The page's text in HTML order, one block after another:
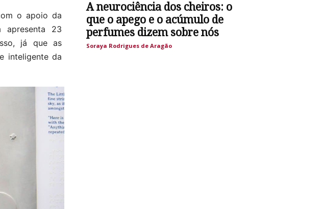
o apoio da
apresenta 23
já que as
inteligente da
A neurociência dos cheiros: o
que o apego e o acúmulo de
perfumes dizem sobre nós
Soraya Rodrigues de Aragão